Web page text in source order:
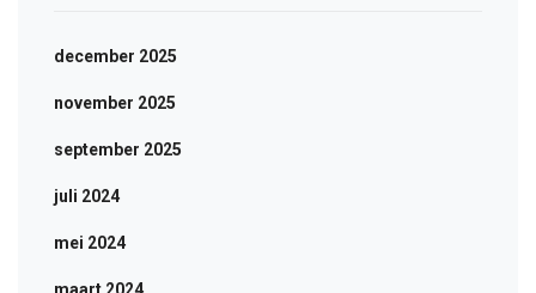
december 2025
november 2025
september 2025
juli 2024
mei 2024